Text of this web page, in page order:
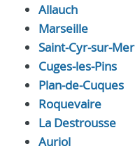
Allauch
Marseille
Saint-Cyr-sur-Mer
Cuges-les-Pins
Plan-de-Cuques
Roquevaire
La Destrousse
Auriol